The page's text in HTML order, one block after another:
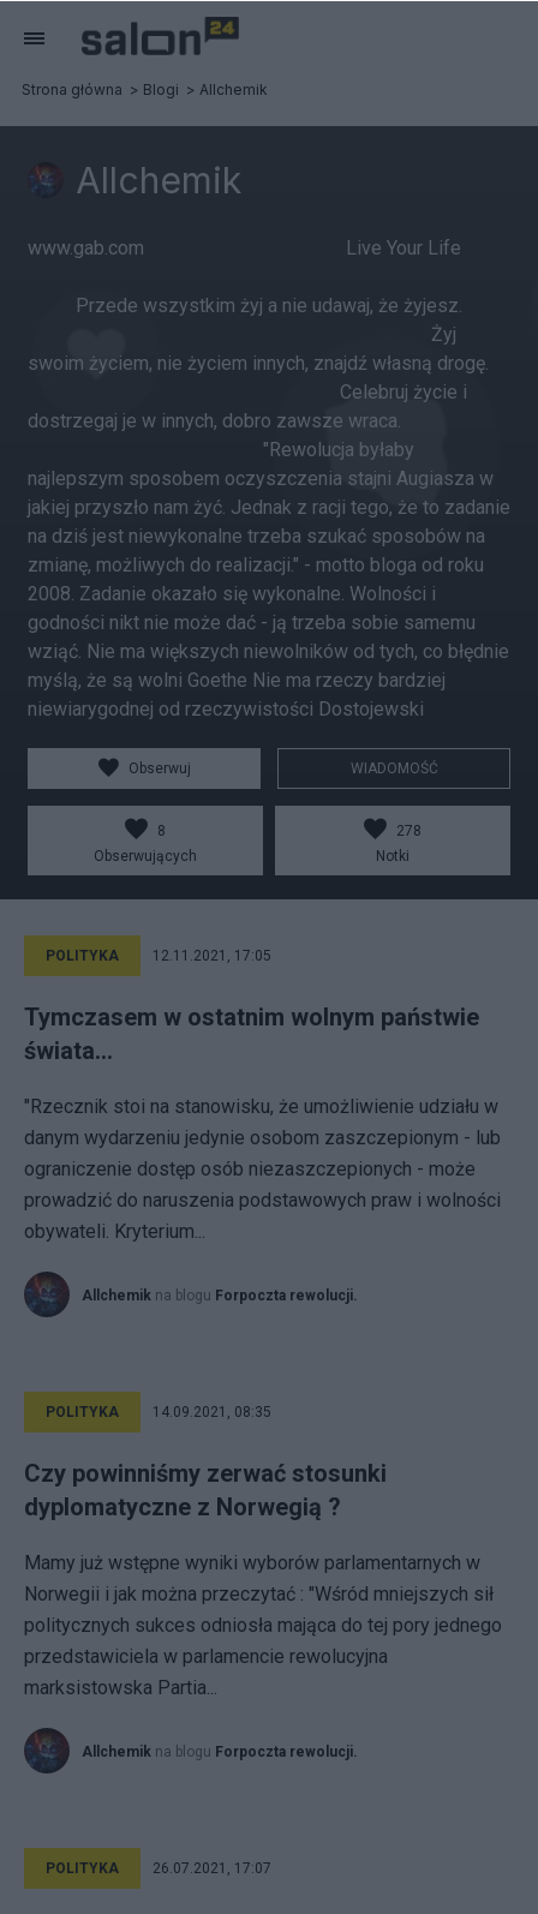
Strona główna Blogi Allchemik
Allchemik
www.gab.com Live Your Life
Przede wszystkim żyj a nie udawaj, że żyjesz.
Żyj
swoim życiem, nie życiem innych, znajdź własną drogę.
Celebruj życie i
dostrzegaj je w innych, dobro zawsze wraca.
"Rewolucja byłaby
najlepszym sposobem oczyszczenia stajni Augiasza w
jakiej przyszło nam żyć. Jednak z racji tego, że to zadanie
na dziś jest niewykonalne trzeba szukać sposobów na
zmianę, możliwych do realizacji." - motto bloga od roku
2008. Zadanie okazało się wykonalne. Wolności i
godności nikt nie może dać - ją trzeba sobie samemu
wziąć. Nie ma większych niewolników od tych, co błędnie
myślą, że są wolni Goethe Nie ma rzeczy bardziej
niewiarygodnej od rzeczywistości Dostojewski
Obserwuj WIADOMOŚĆ
8
Obserwujących
278
Notki
POLITYKA 12.11.2021, 17:05
Tymczasem w ostatnim wolnym państwie
świata...
"Rzecznik stoi na stanowisku, że umożliwienie udziału w
danym wydarzeniu jedynie osobom zaszczepionym - lub
ograniczenie dostęp osób niezaszczepionych - może
prowadzić do naruszenia podstawowych praw i wolności
obywateli. Kryterium...
Allchemik na blogu Forpoczta rewolucji.
POLITYKA 14.09.2021, 08:35
Czy powinniśmy zerwać stosunki
dyplomatyczne z Norwegią ?
Mamy już wstępne wyniki wyborów parlamentarnych w
Norwegii i jak można przeczytać : "Wśród mniejszych sił
politycznych sukces odniosła mająca do tej pory jednego
przedstawiciela w parlamencie rewolucyjna
marksistowska Partia...
Allchemik na blogu Forpoczta rewolucji.
POLITYKA 26.07.2021, 17:07